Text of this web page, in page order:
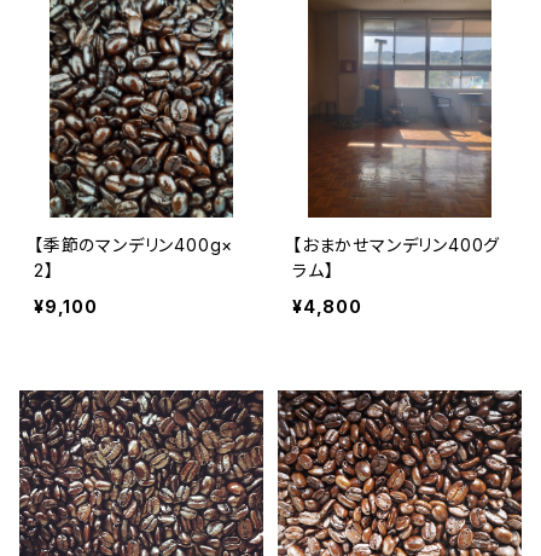
【季節のマンデリン400g×
2】
¥9,100
【おまかせマンデリン400グ
ラム】
¥4,800